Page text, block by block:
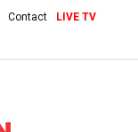
Contact LIVE TV